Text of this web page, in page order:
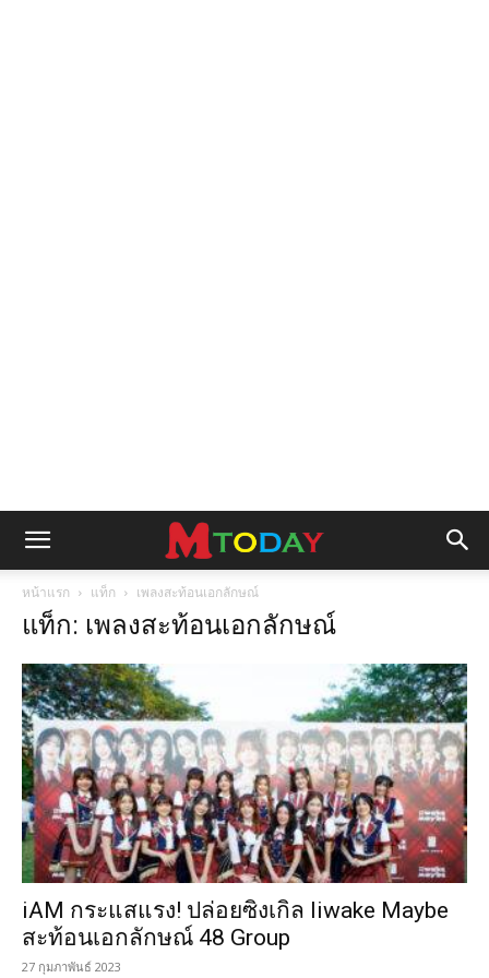
หน้าแรก แท็ก เพลงสะท้อนเอกลักษณ์
แท็ก: เพลงสะท้อนเอกลักษณ์
iAM กระแสแรง! ปล่อยซิงเกิล liwake Maybe
สะท้อนเอกลักษณ์ 48 Group
27 กุมภาพันธ์ 2023